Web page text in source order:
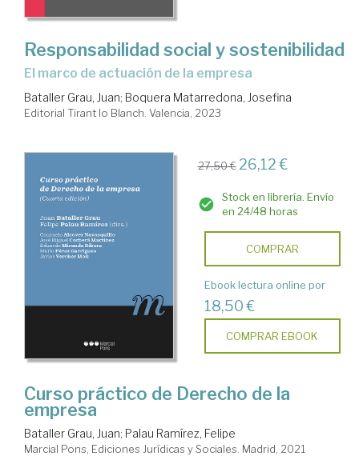
Responsabilidad social y sostenibilidad
el marco de actuación de la empresa
Bataller Grau, Juan; Boquera Matarredona, Josefina
Editorial Tirant lo Blanch. Valencia, 2023
27,50 € 26,12 €
Stock en librería. Envío
en 24/48 horas
COMPRAR
Ebook lectura online por
18,50 €
COMPRAR EBOOK
Curso práctico de Derecho de la
empresa
Bataller Grau, Juan; Palau Ramírez, Felipe
Marcial Pons, Ediciones Jurídicas y Sociales. Madrid, 2021